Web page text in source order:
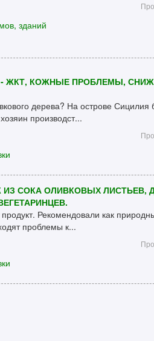
зданий
ЖКТ, КОЖНЫЕ ПРОБЛЕМЫ,
дерева? На острове Сицилия
производст...
ИЗ СОКА ОЛИВКОВЫХ ЛИСТЬЕВ,
Рекомендовали как
проблемы к...